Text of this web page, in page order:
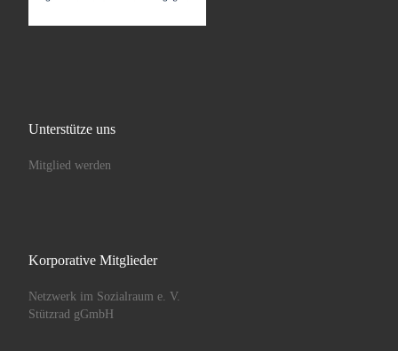
Unterstütze uns
Mitglied werden
Korporative Mitglieder
Netzwerk im Sozialraum e. V.
Stützrad gGmbH